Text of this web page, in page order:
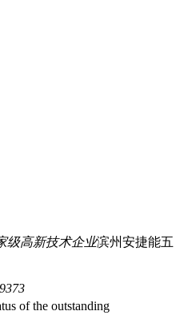
级高新技术企业滨州安捷能五
of the outstanding